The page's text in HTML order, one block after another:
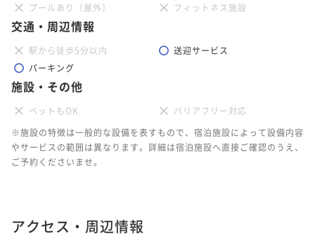
プールあり（屋外）
フィットネス施設
交通・周辺情報
駅から徒歩5分以内
送迎サービス
パーキング
施設・その他
ペットもOK
バリアフリー対応
※施設の特徴は一般的な設備を表すもので、宿泊施設によって設備内容
やサービスの範囲は異なります。詳細は宿泊施設へ直接ご確認のうえ、
ご予約くださいませ。
アクセス・周辺情報